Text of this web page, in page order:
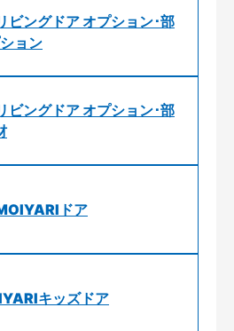
ングドア オプション･部
ョン
ングドア オプション･部
ドア
キッズドア